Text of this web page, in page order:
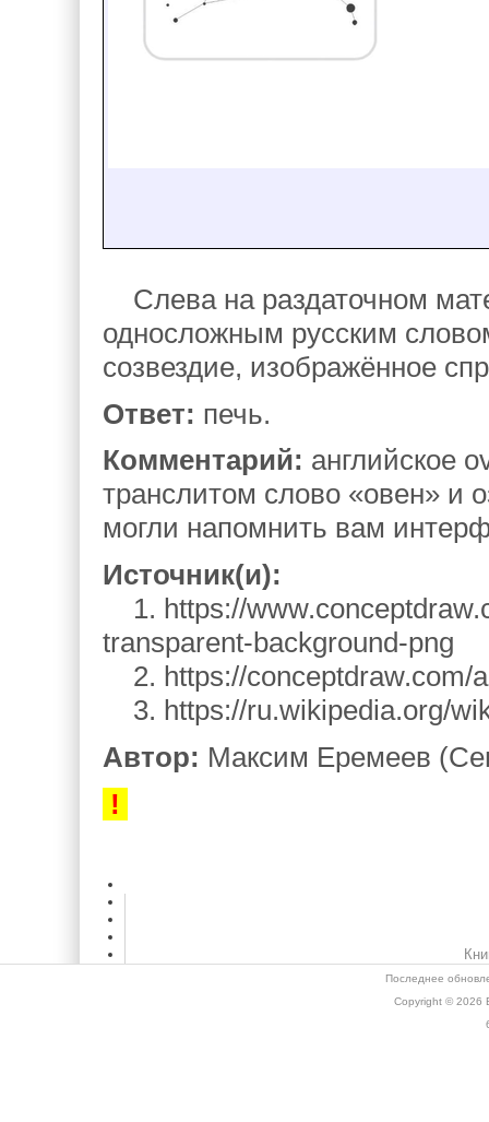
Слева на раздаточном
односложным русским
созвездие, изображённое
Ответ: печь.
Комментарий: английское
транслитом слово «овен» и
могли напомнить вам
Источник(и):
1. https://
transparent-background-png
2. https://conceptdraw.com/
3. https://ru.wikipedia.org/
Автор: Максим Еремеев
!
Последнее
Copyright © 2026